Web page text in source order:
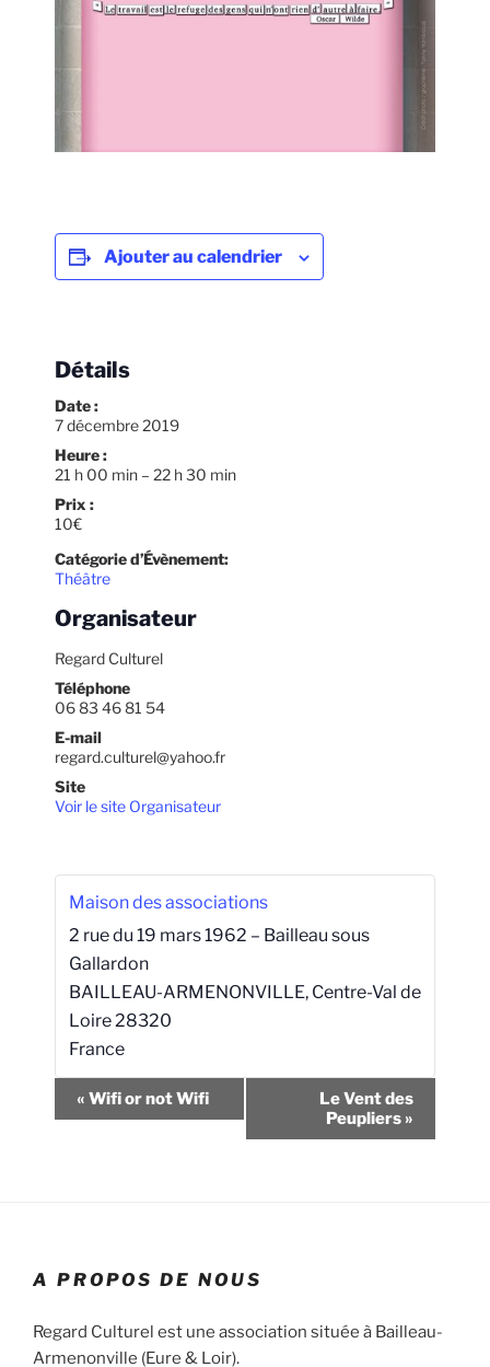
Ajouter au calendrier
Détails
Date :
7 décembre 2019
Heure :
21 h 00 min – 22 h 30 min
Prix :
10€
Catégorie d’Évènement:
Théâtre
Organisateur
Regard Culturel
Téléphone
06 83 46 81 54
E-mail
regard.culturel@yahoo.fr
Site
Voir le site Organisateur
Maison des associations
2 rue du 19 mars 1962 – Bailleau sous
Gallardon
BAILLEAU-ARMENONVILLE, Centre-Val de
Loire28320
France
a
i
n
« Wifi or not Wifi
Le Vent des
Peupliers »
A PROPOS DE NOUS
Regard Culturel est une association située à Bailleau-
Armenonville (Eure & Loir).